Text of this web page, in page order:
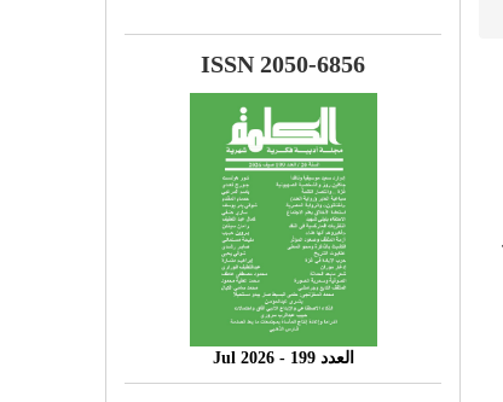
ISSN 2050-6856
العدد 199 - 2026 Jul